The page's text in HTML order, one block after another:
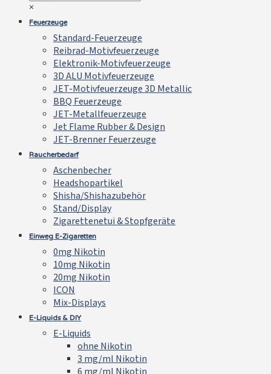
×
Feuerzeuge
Standard-Feuerzeuge
Reibrad-Motivfeuerzeuge
Elektronik-Motivfeuerzeuge
3D ALU Motivfeuerzeuge
JET-Motivfeuerzeuge 3D Metallic
BBQ Feuerzeuge
JET-Metallfeuerzeuge
Jet Flame Rubber & Design
JET-Brenner Feuerzeuge
Raucherbedarf
Aschenbecher
Headshopartikel
Shisha/Shishazubehör
Stand/Display
Zigarettenetui & Stopfgeräte
Einweg E-Zigaretten
0mg Nikotin
10mg Nikotin
20mg Nikotin
ICON
Mix-Displays
E-Liquids & DIY
E-Liquids
ohne Nikotin
3 mg/ml Nikotin